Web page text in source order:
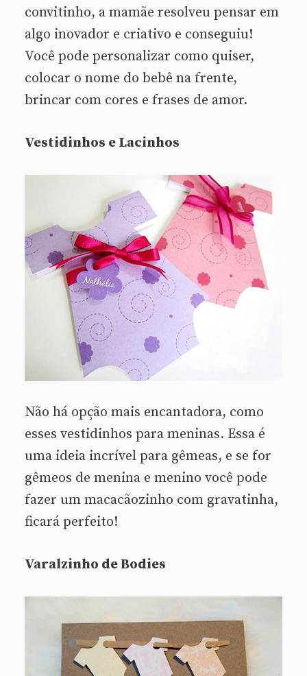
convitinho, a mamãe resolveu pensar em
algo inovador e criativo e conseguiu!
Você pode personalizar como quiser,
colocar o nome do bebê na frente,
brincar com cores e frases de amor.
Vestidinhos e Lacinhos
Não há opção mais encantadora, como
esses vestidinhos para meninas. Essa é
uma ideia incrível para gêmeas, e se for
gêmeos de menina e menino você pode
fazer um macacãozinho com gravatinha,
ficará perfeito!
Varalzinho de Bodies